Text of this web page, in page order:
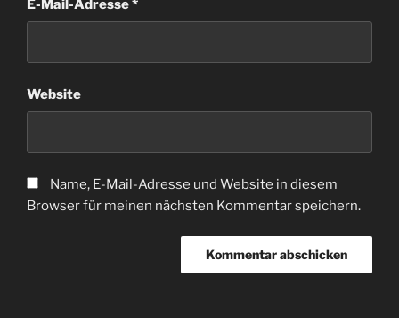
E-Mail-Adresse*
Website
Name, E-Mail-Adresse und Website in diesem
Browser für meinen nächsten Kommentar speichern.